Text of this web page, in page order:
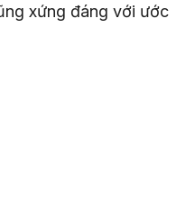
xứng đáng với ước